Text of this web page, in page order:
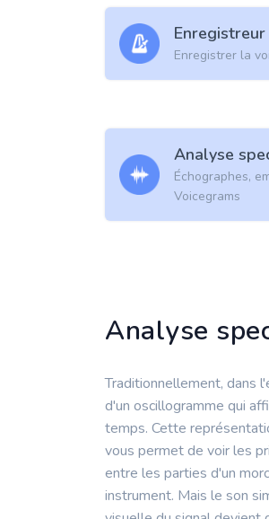
Enregistrer la
Analyse
Échographes,
Voicegrams
Analyse
Traditionnellement, dans
d'un oscillogramme qui
temps. Cette
vous permet de voir les
entre les parties d'un
instrument. Mais le son